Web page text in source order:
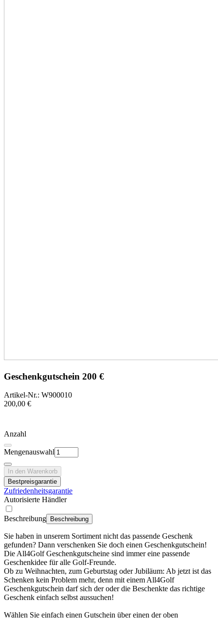
Geschenkgutschein 200 €
Artikel-Nr.: W900010
200,00 €
Anzahl
Mengenauswahl
In den Warenkorb
Bestpreisgarantie
Zufriedenheitsgarantie
Autorisierte Händler
Beschreibung Beschreibung
Sie haben in unserem Sortiment nicht das passende Geschenk
gefunden? Dann verschenken Sie doch einen Geschenkgutschein!
Die All4Golf Geschenkgutscheine sind immer eine passende
Geschenkidee für alle Golf-Freunde.
Ob zu Weihnachten, zum Geburtstag oder Jubiläum: Ab jetzt ist das
Schenken kein Problem mehr, denn mit einem All4Golf
Geschenkgutschein darf sich der oder die Beschenkte das richtige
Geschenk einfach selbst aussuchen!
Wählen Sie einfach einen Gutschein über einen der oben